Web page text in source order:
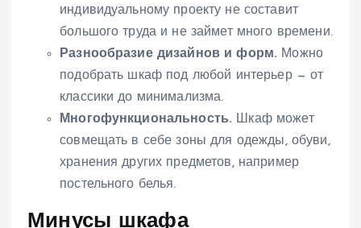
индивидуальному проекту не составит
большого труда и не займет много времени.
Разнообразие дизайнов и форм. Можно
подобрать шкаф под любой интерьер — от
классики до минимализма.
Многофункциональность. Шкаф может
совмещать в себе зоны для одежды, обуви,
хранения других предметов, например
постельного белья.
Минусы шкафа